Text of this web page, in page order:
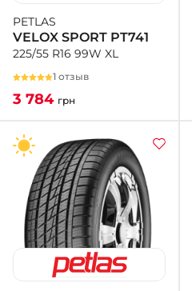
PETLAS
VELOX SPORT PT741
225/55 R16 99W XL
1 отзыв
3 784 грн